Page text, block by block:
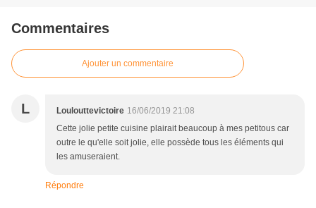
Commentaires
Ajouter un commentaire
L Loulouttevictoire 16/06/2019 21:08
Cette jolie petite cuisine plairait beaucoup à mes petitous car
outre le qu'elle soit jolie, elle possède tous les éléments qui
les amuseraient.
Répondre